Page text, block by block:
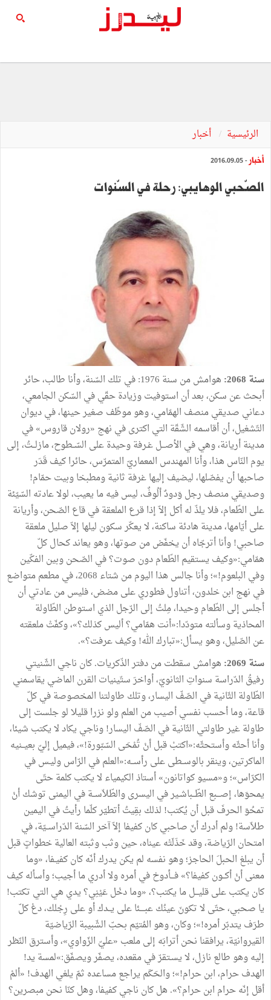
الرئيسية أخبار
أخبار - 2016.09.05
الصّحبي الوهايبي: رحلة‭ ‬في‭ ‬السّنوات
سنة 2068
: هوامشمن سنة 1976
:في تلك السّنة،وأنا طالب،حائر
أبحثعن سكن،بعدأن استوفيتوزيادةحقّيفي السّكن الجامعي،
دعاني صديقيمنصف الهمّامي،وهوموظّف صغيرحينها،فيديوان
التّشغيل،أنأقاسمه الشّقّة التي اكترىفي نهج «رولانقاروس»في
مدينةأريانة،وهيفي الأصـــلغـرفةوحيدةعلى السّــطوح،مازلــتُ،إلى
يوم النّاس هذا،وأنا المهندس المعماريّ المتمرّس،حائراكيفقَدَر
صاحبهاأن يفصّلها،ليضيف إليهاغرفة ثانيةومطبخاوبيتحمّام!
وصديقيمنصف رجلوَدودٌألُوفٌ،ليسفيهما يعيب،لولاعادته السّيّئة
على الطّعام،فلايلذّلهأكل إلاّإذاقرع الملعقةفيقاع الصّحن،وأريانة
علىأيّامها،مدينة هادئة ساكنة،لايعكّرسكون ليلها إلاّصليلملعقة
صاحبي!وأناأترجّاهأن يخفّضمن صوتها،وهويعاندكحالكلّ
همّامي:
«وكيف يستقيم الطّعامدون صوت؟في الصّحنوبين الفكّين
وفي البلعوم!
»؛وأناجالس هذا اليوممن شتاء 2068، فيمطعممتواضع
في نهج ابنخلدون،أتناولفطوريعلىمضض،فليسمنعادتيأن
أجلس إلى الطّعاموحيدا،مِلتُ إلى الرّجل الذي استوطن الطّاولة
المحاذيةوسألتهمتودّدا:
«أنت همّامي؟أليسكذلك؟»،وكفّتْملعقته
عن الصّليل،وهويسأل:
«تباركالله!وكيفعرفت؟»
.
سنة 2069
: هوامش سقطتمندفترالذّكريات.كان ناجي الشّنيتي
رفيقُ الدّراسة سنواتِ الثانويّ،أواخرَستّينيات القرن الماضي يقاسمني
الطّاولة الثّانيةفي الصّفّ اليسار،وتلك طاولتنا المخصوصةفيكلّ
قاعة،وماأحسب نفسيأصيبمن العلمولونزراقليلالوجلست إلى
طاولةغيرطاولتي الثّانيةفي الصّفّ اليسار!وناجي يكادلايكتب شيئا،
وأناأحثّهوأستحثّه:
«اكتبْقبلأنْ تُمْحَى السّبّورة!
»،فيميل إليّ بعيــنيه
الماكرتين،وينقربالوســطىعلى رأســه:
«العلمفي الرّاسوليـسفي
الكرّاس»؛و«مسيوكواتانون»أستاذالكيمياء لايكتبكلمةحتّى
يمحوَها،إصـــبع الطّــباشـيرفي اليسرىوالطّلاّســةفي اليمنى توشكأنْ
تمحُوَالحرفَقبلأن يُكتب! لذلك بقِيتُأتطيّركلّما رأيتُفي اليمين
طلاّسة!ولمأدركأنّ صاحبيكانكفيفا إلاّآخرالسّنة الدّراســيّة،في
امتحان الرّياضة،وقدخَذَلَتْهعيناه،حينوثبوثبته العاليةخطواتٍقبل
أن يبلغ الحبلَ الحاجز؛وهونفسه لم يكن يدركأنّهكانكفيـفا،«وما
معنىأنْأكــونكفيفا؟»فـــأدوخفيأمرهولاأدريماأجيب؛وأسألهكيف
كان يكتبعلىقليـــلما يكتب؟،«ومادخْلعَيْنِي؟يدي هي التي تكتب!
يا صحبي،حتّى لاتكونَعينُكعبــــئاعلى يــدكأوعلى رِجْلك،دعْكلّ
طرَف يتدبّرأمره!
»؛وكان،وهوالمُتيّم بحبّ الشّبيبة الرّياضيّة
القيروانيّة،يرافقنا نحنأترابَه إلىملعب «عليّ الزّواوي»،وأسترق النّظر
إليهوهوطالع نازل،لايسـتقرّفيمقعده،يصفّرويصفّق:
»لمسة يد!
الهدفحرام،ابنحرام!
»؛والحَكَم يراجعمساعده ثمّ يلغي الهدف!
«ألمْ
أقل إنّهحرام ابنحرام؟»
. هلكان ناجيكفيفا،وهلكنّا نحنمبصرين؟